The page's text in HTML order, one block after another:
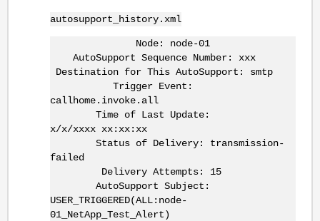
autosupport_history.xml
Node: node-01
AutoSupport Sequence Number: xxx
Destination for This AutoSupport: smtp
Trigger Event:
callhome.invoke.all
Time of Last Update:
x/x/xxxx xx:xx:xx
Status of Delivery: transmission-
failed
Delivery Attempts: 15
AutoSupport Subject:
USER_TRIGGERED(ALL:node-
01_NetApp_Test_Alert)